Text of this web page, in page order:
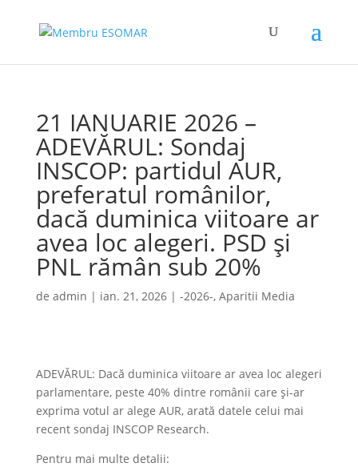
21 IANUARIE 2026 –
ADEVĂRUL: Sondaj
INSCOP: partidul AUR,
preferatul românilor,
dacă duminica viitoare ar
avea loc alegeri. PSD și
PNL rămân sub 20%
de admin | ian. 21, 2026| -2026-, Aparitii Media
ADEVĂRUL: Dacă duminica viitoare ar avea loc alegeri
parlamentare, peste 40% dintre românii care și-ar
exprima votul ar alege AUR, arată datele celui mai
recent sondaj INSCOP Research.
Pentru mai multe detalii: